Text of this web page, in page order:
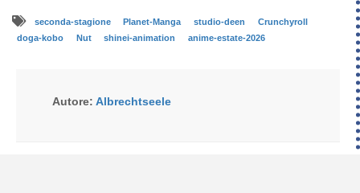
seconda-stagione Planet-Manga studio-deen
Crunchyroll
doga-kobo
Nut shinei-animation anime-estate-2026
Autore: Albrechtseele